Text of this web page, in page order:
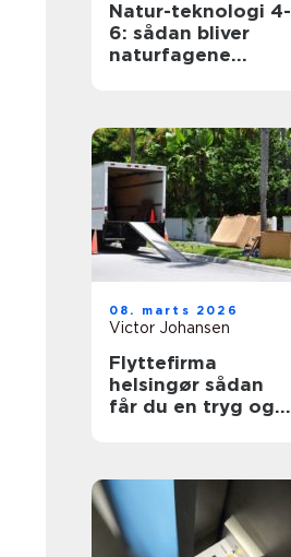
Natur-teknologi 4-
6: sådan bliver
naturfagene
08. marts 2026
Victor Johansen
Flyttefirma
helsingør sådan
får du en tryg og